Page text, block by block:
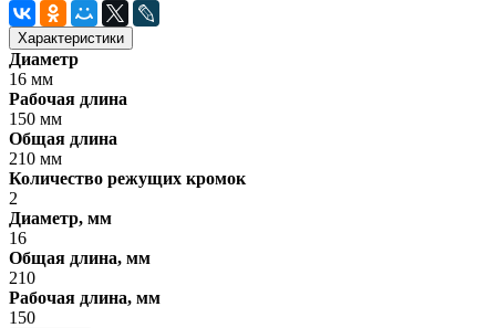
Характеристики
Диаметр
16 мм
Рабочая длина
150 мм
Общая длина
210 мм
Количество режущих кромок
2
Диаметр, мм
16
Общая длина, мм
210
Рабочая длина, мм
150